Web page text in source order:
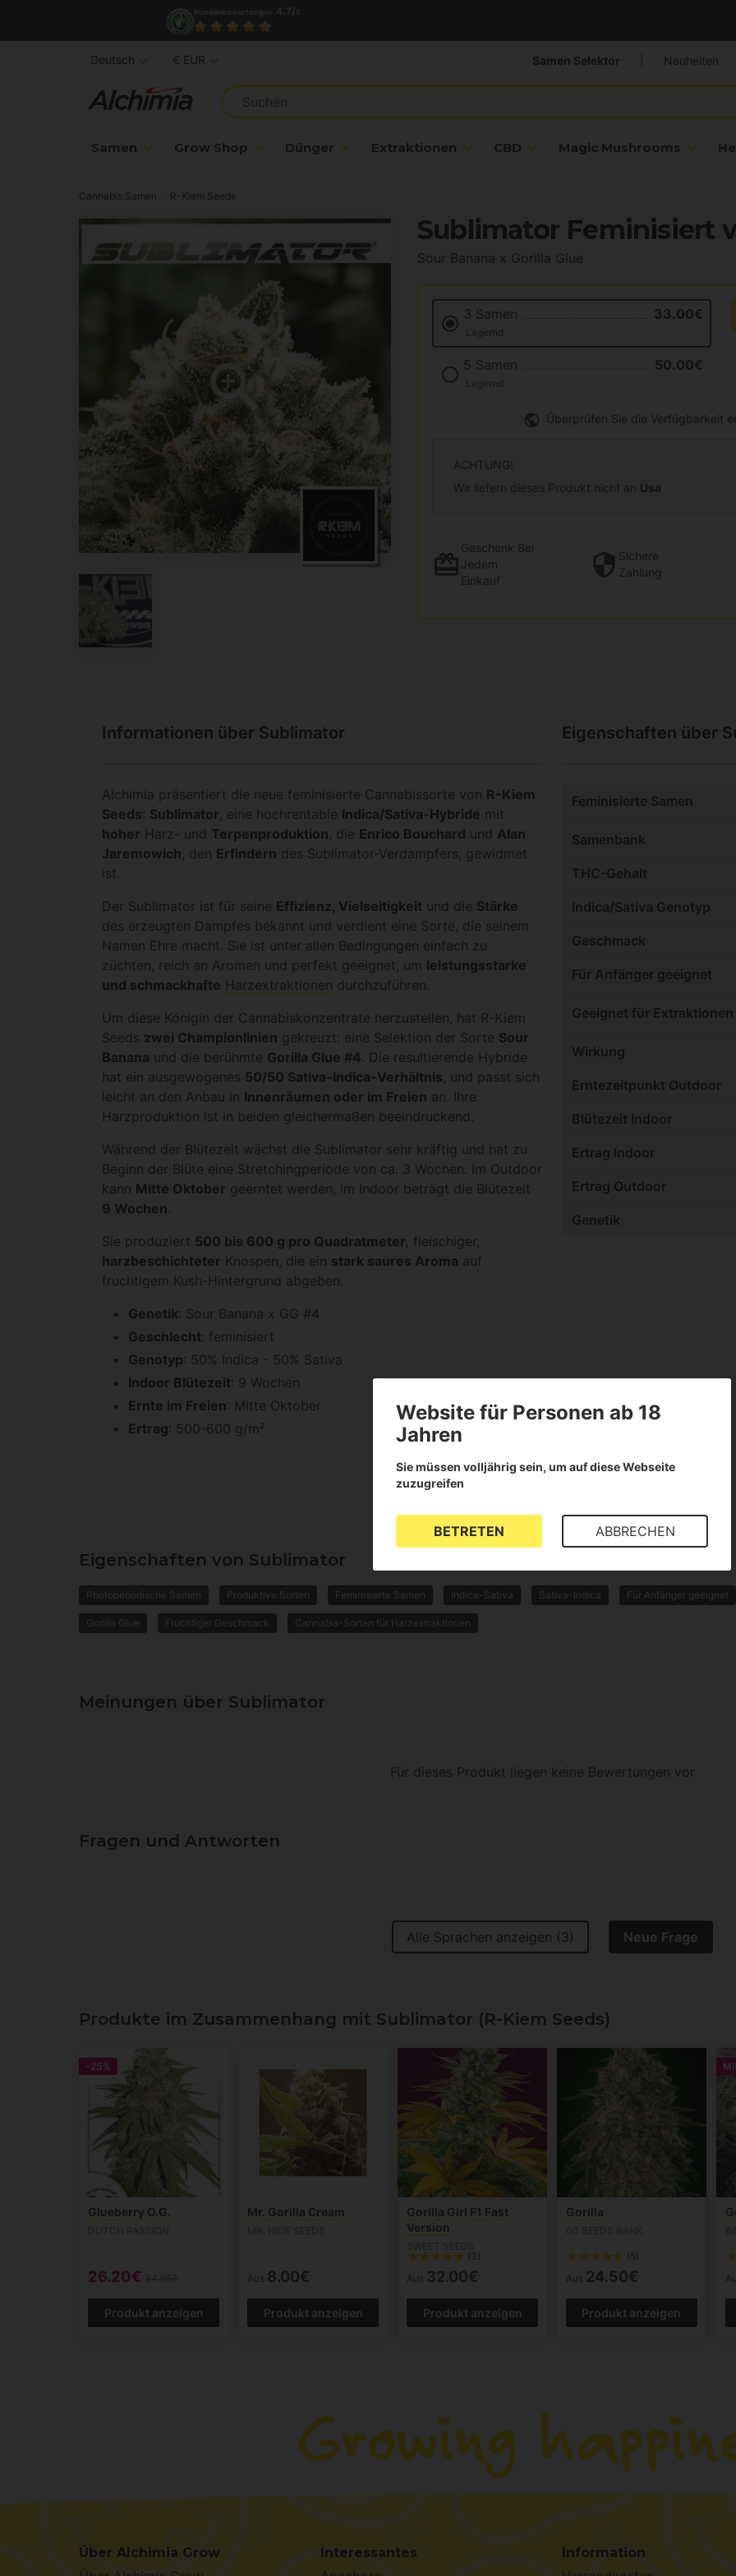
Samen Grow Shop Dünger Extraktionen CBD Magic Mushrooms
Samen Selektor Neuheiten
Deutsch € EUR
Cannabis Samen R-Kiem Seeds
Sublimator Feminisiert
Sour Banana x Gorilla Glue
3 Samen 33.00€
Lagernd
5 Samen 50.00€
Lagernd
Überprüfen Sie die Verfügbarkeit
ACHTUNG!
Wir liefern dieses Produkt nicht an Usa
Geschenk Bei
Jedem
Einkauf
Sichere
Zahlung
Informationen über Sublimator
Alchimia präsentiert die neue feminisierte Cannabissorte von R-Kiem
Seeds: Sublimator , eine hochrentable Indica/Sativa-Hybride mit
hoher Harz- und Terpenproduktion , die Enrico Bouchard und Alan
Jaremowich , den Erfindern des Sublimator-Verdampfers, gewidmet
ist.
Der Sublimator ist für seine Effizienz, Vielseitigkeit und die Stärke
des erzeugten Dampfes bekannt und verdient eine Sorte, die seinem
Namen Ehre macht. Sie ist unter allen Bedingungen einfach zu
züchten, reich an Aromen und perfekt geeignet, um leistungsstarke
und schmackhafte Harzextraktionen durchzuführen.
Um diese Königin der Cannabiskonzentrate herzustellen, hat R-Kiem
Seeds zwei Championlinien gekreuzt: eine Selektion der Sorte Sour
Banana und die berühmte Gorilla Glue #4 . Die resultierende Hybride
hat ein ausgewogenes 50/50 Sativa-Indica-Verhältnis , und passt sich
leicht an den Anbau in Innenräumen oder im Freien an. Ihre
Harzproduktion ist in beiden gleichermaßen beeindruckend.
Während der Blütezeit wächst die Sublimator sehr kräftig und hat zu
Beginn der Blüte eine Stretchingperiode von ca. 3 Wochen. Im Outdoor
kann Mitte Oktober geerntet werden, im Indoor beträgt die Blütezeit
9 Wochen
Sie produziert 500 bis 600 g pro Quadratmeter, fleischiger,
harzbeschichteter Knospen, die ein stark saures Aroma auf
fruchtigem Kush-Hintergrund abgeben.
Genetik: Sour Banana x GG #4
Geschlecht: feminisiert
Genotyp: 50% Indica - 50% Sativa
Indoor Blütezeit: 9 Wochen
Ernte im Freien: Mitte Oktober
Ertrag: 500-600 g/m²
Eigenschaften über
Feminisierte Samen
Samenbank
THC-Gehalt
Indica/Sativa Genotyp
Geschmack
Für Anfänger geeignet
Geeignet für Extraktionen
Wirkung
Erntezeitpunkt Outdoor
Blütezeit Indoor
Ertrag Indoor
Ertrag Outdoor
Genetik
Eigenschaften von Sublimator
Photoperiodische Samen Produktive Sorten Feminisierte Samen Indica-Sativa Sativa-Indica Für Anfänger geeignet
Gorilla Glue Fruchtiger Geschmack Cannabis-Sorten für Harzextraktionen
Meinungen über Sublimator
Für dieses Produkt liegen keine Bewertungen vor
Fragen und Antworten
Alle Sprachen anzeigen (3) Neue Frage
Produkte im Zusammenhang mit Sublimator (R-Kiem Seeds)
-25%
Glueberry O.G.
26.20€
Produkt anzeigen
Mr. Gorilla Cream
Aus 8.00€
Produkt anzeigen
Gorilla Girl F1 Fast
Version
(3)
Aus 32.00€
Produkt anzeigen
Gorilla
(5)
Aus 24.50€
Produkt anzeigen
Über Alchimia Grow Interessantes Information
Website für Personen ab 18
Jahren
Sie müssen volljährig sein, um auf diese Webseite
zuzugreifen
BETRETEN ABBRECHEN